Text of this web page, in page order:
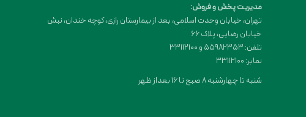
مدیریت پخش و فروش:
تهران، خیابان وحدت اسلامی، بعد از بیمارستان رازی، کوچه خندان، نبش
خیابان رضایی، پلاک ۶۶
تلفن: 55982353 و 33112100
نمابر: 33112100
شنبه تا چهارشنبه 8 صبح تا 16 بعداز ظهر